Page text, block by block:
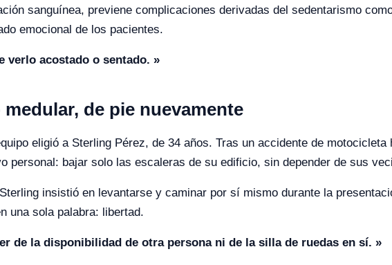
sanguínea, previene complicaciones derivadas del sedentarismo
emocional de los pacientes.
verlo acostado o sentado. »
de pie nuevamente
eligió a Sterling Pérez, de 34 años. Tras un accidente de
personal: bajar solo las escaleras de su edificio, sin depender de sus
insistió en levantarse y caminar por sí mismo durante la
una sola palabra: libertad.
de la disponibilidad de otra persona ni de la silla de ruedas en sí. »